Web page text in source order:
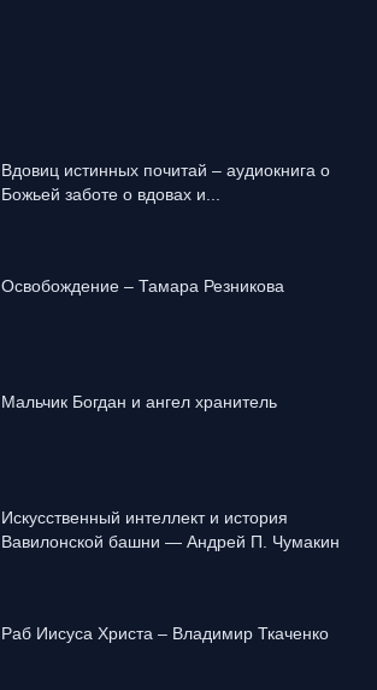
Вдовиц истинных почитай – аудиокнига о
Божьей заботе о вдовах и...
Освобождение – Тамара Резникова
Mальчик Богдан и ангел хранитель
Искусственный интеллект и история
Вавилонской башни — Андрей П. Чумакин
Раб Иисуса Христа – Владимир Ткаченко